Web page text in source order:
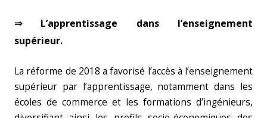
⇒ L’apprentissage dans l’enseignement
supérieur.
La réforme de 2018 a favorisé l’accès à l’enseignement
supérieur par l’apprentissage, notamment dans les
écoles de commerce et les formations d’ingénieurs,